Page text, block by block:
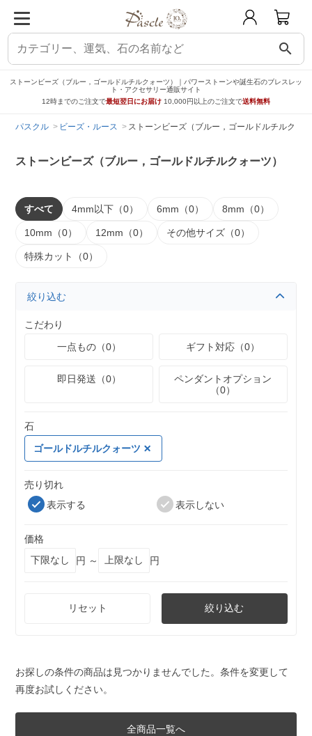
search
ストーンビーズ（ブルー，ゴールドルチルクォーツ）｜パワーストーンや誕生石のブレスレッ
ト・アクセサリー通販サイト
12時までのご注文で最短翌日にお届け 10,000円以上のご注文で送料無料
パスクル ビーズ・ルース ストーンビーズ（ブルー，ゴールドルチルクォ
ストーンビーズ（ブルー，ゴールドルチルクォーツ）
すべて 4mm以下（0） 6mm（0） 8mm（0）
10mm（0） 12mm（0） その他サイズ（0）
特殊カット（0）
絞り込む
こだわり
一点もの（0）
ギフト対応（0）
即日発送（0）
ペンダントオプション
（0）
石
ゴールドルチルクォーツ
売り切れ
表示する
表示しない
価格
円 ～
円
リセット 絞り込む
お探しの条件の商品は見つかりませんでした。条件を変更して
再度お試しください。
全商品一覧へ